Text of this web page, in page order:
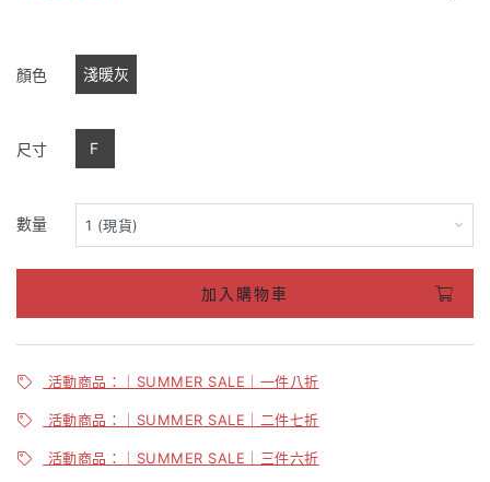
顏色 淺暖灰
尺寸 F
數量
加入購物車
活動商品：｜SUMMER SALE｜一件八折
活動商品：｜SUMMER SALE｜二件七折
活動商品：｜SUMMER SALE｜三件六折